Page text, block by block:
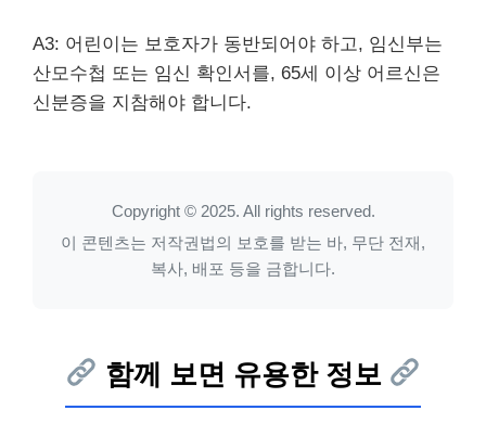
A3: 어린이는 보호자가 동반되어야 하고, 임신부는
산모수첩 또는 임신 확인서를, 65세 이상 어르신은
신분증을 지참해야 합니다.
Copyright © 2025. All rights reserved.
이 콘텐츠는 저작권법의 보호를 받는 바, 무단 전재,
복사, 배포 등을 금합니다.
함께 보면 유용한 정보